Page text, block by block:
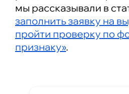
мы рассказывали в
заполнить заявку на
пройти проверку по
признаку».